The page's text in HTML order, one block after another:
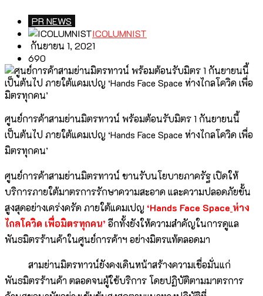
PR NEWS
ICOLUMNIST
กันยายน 1, 2021
690
ศูนย์การค้าสามย่านมิตรทาวน์ พร้อมต้อนรับมิตร 1 กันยายนนี้
เป็นต้นไป ภายใต้แคมเปญ ‘Hands Face Space ห่างไกลโควิด เพื่อ
มิตรทุกคน’
ศูนย์การค้าสามย่านมิตรทาวน์ ขานรับนโยบายภาครัฐ เปิดให้
บริการภายใต้มาตรการรักษาความสะอาด และความปลอดภัยขั้น
สูงสุดอย่างเคร่งครัด ภายใต้แคมเปญ ‘Hands Face Space ห่าง
ไกลโควิด เพื่อมิตรทุกคน’ อีกทั้งยังให้ความสำคัญในการดูแล
พันธมิตรร้านค้าในศูนย์การค้าฯ อย่างมิตรแท้ตลอดมา
สามย่านมิตรทาวน์ยังคงเดินหน้าสร้างความเชื่อมั่นแก่
พันธมิตรร้านค้า ตลอดจนผู้ใช้บริการ โดยปฏิบัติตามมาตรการ